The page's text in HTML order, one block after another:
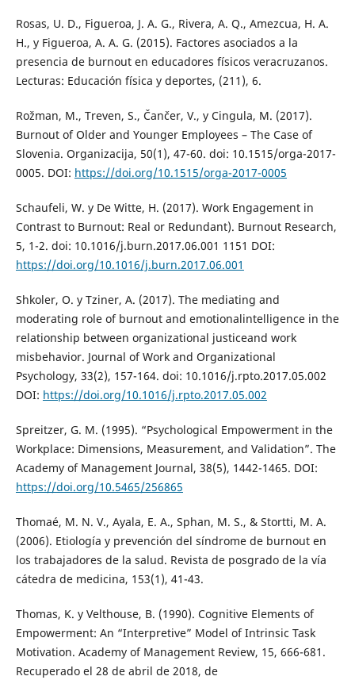
Rosas, U. D., Figueroa, J. A. G., Rivera, A. Q., Amezcua, H. A.
H., y Figueroa, A. A. G. (2015). Factores asociados a la
presencia de burnout en educadores físicos veracruzanos.
Lecturas: Educación física y deportes, (211), 6.
Rožman, M., Treven, S., Čančer, V., y Cingula, M. (2017).
Burnout of Older and Younger Employees – The Case of
Slovenia. Organizacija, 50(1), 47-60. doi: 10.1515/orga-2017-
0005. DOI: https://doi.org/10.1515/orga-2017-0005
Schaufeli, W. y De Witte, H. (2017). Work Engagement in
Contrast to Burnout: Real or Redundant). Burnout Research,
5, 1-2. doi: 10.1016/j.burn.2017.06.001 1151 DOI:
https://doi.org/10.1016/j.burn.2017.06.001
Shkoler, O. y Tziner, A. (2017). The mediating and
moderating role of burnout and emotionalintelligence in the
relationship between organizational justiceand work
misbehavior. Journal of Work and Organizational
Psychology, 33(2), 157-164. doi: 10.1016/j.rpto.2017.05.002
DOI: https://doi.org/10.1016/j.rpto.2017.05.002
Spreitzer, G. M. (1995). “Psychological Empowerment in the
Workplace: Dimensions, Measurement, and Validation”. The
Academy of Management Journal, 38(5), 1442-1465. DOI:
https://doi.org/10.5465/256865
Thomaé, M. N. V., Ayala, E. A., Sphan, M. S., & Stortti, M. A.
(2006). Etiología y prevención del síndrome de burnout en
los trabajadores de la salud. Revista de posgrado de la vía
cátedra de medicina, 153(1), 41-43.
Thomas, K. y Velthouse, B. (1990). Cognitive Elements of
Empowerment: An “Interpretive” Model of Intrinsic Task
Motivation. Academy of Management Review, 15, 666-681.
Recuperado el 28 de abril de 2018, de